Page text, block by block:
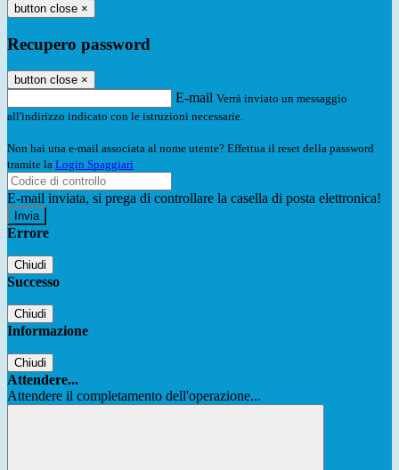
button close ×
Recupero password
button close ×
E-mail Verrà inviato un messaggio
all'indirizzo indicato con le istruzioni necessarie.
Non hai una e-mail associata al nome utente? Effettua il reset della password
tramite la Login Spaggiari
E-mail inviata, si prega di controllare la casella di posta elettronica!
Errore
Chiudi
Successo
Chiudi
Informazione
Chiudi
Attendere...
Attendere il completamento dell'operazione...